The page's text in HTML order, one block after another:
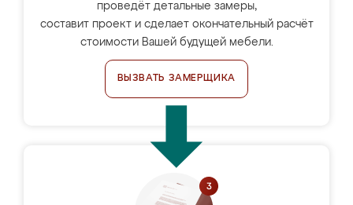
проведёт детальные замеры,
составит проект и сделает окончательный расчёт
стоимости Вашей будущей мебели.
ВЫЗВАТЬ ЗАМЕРЩИКА